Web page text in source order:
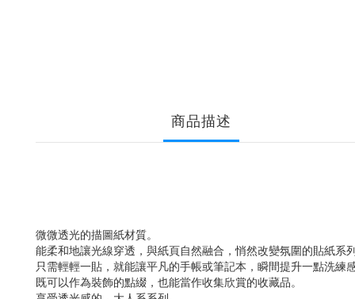
商品描述
微微透光的描圖紙材質。
能柔和地讓光線穿透，與紙頁自然融合，悄然改變氛圍的貼紙系
只需輕輕一貼，就能讓平凡的手帳或筆記本，瞬間提升一點洗練
既可以作為裝飾的點綴，也能當作收集欣賞的收藏品。